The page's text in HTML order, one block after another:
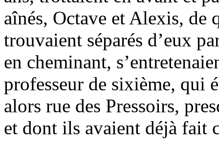
aînés, Octave et Alexis, de
trouvaient séparés d’eux
en cheminant,
professeur de sixième,
alors rue des Pressoirs,
et dont ils avaient déjà fait